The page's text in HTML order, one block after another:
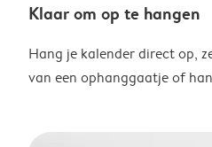
Klaar om op te hangen
Hang je kalender direct op,
van een ophanggaatje of